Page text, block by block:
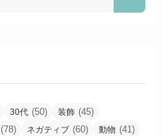
30代 (50) 装飾 (45)
(78) ネガティブ (60) 動物 (41)